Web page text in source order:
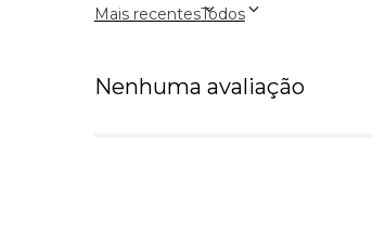
Mais recentesTodos
Nenhuma avaliação